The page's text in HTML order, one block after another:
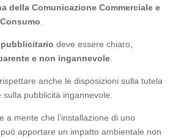
della Comunicazione Commerciale e
deve essere chiaro,
e non ingannevole.
anche le disposizioni sulla tutela
pubblicità ingannevole.
a mente che l’installazione di uno
apportare un impatto ambientale non